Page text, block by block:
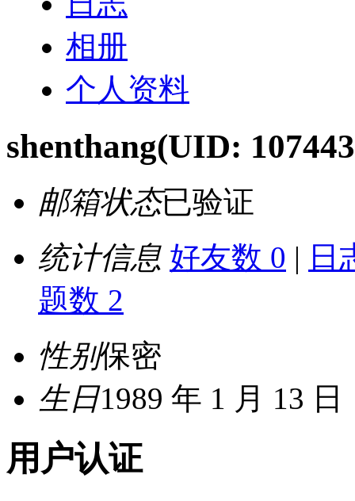
相册
个人资料
shenthang(UID:
邮箱状态已验证
统计信息 好友数 0 | 日
题数 2
性别保密
生日1989 年 1 月 13 日
用户认证